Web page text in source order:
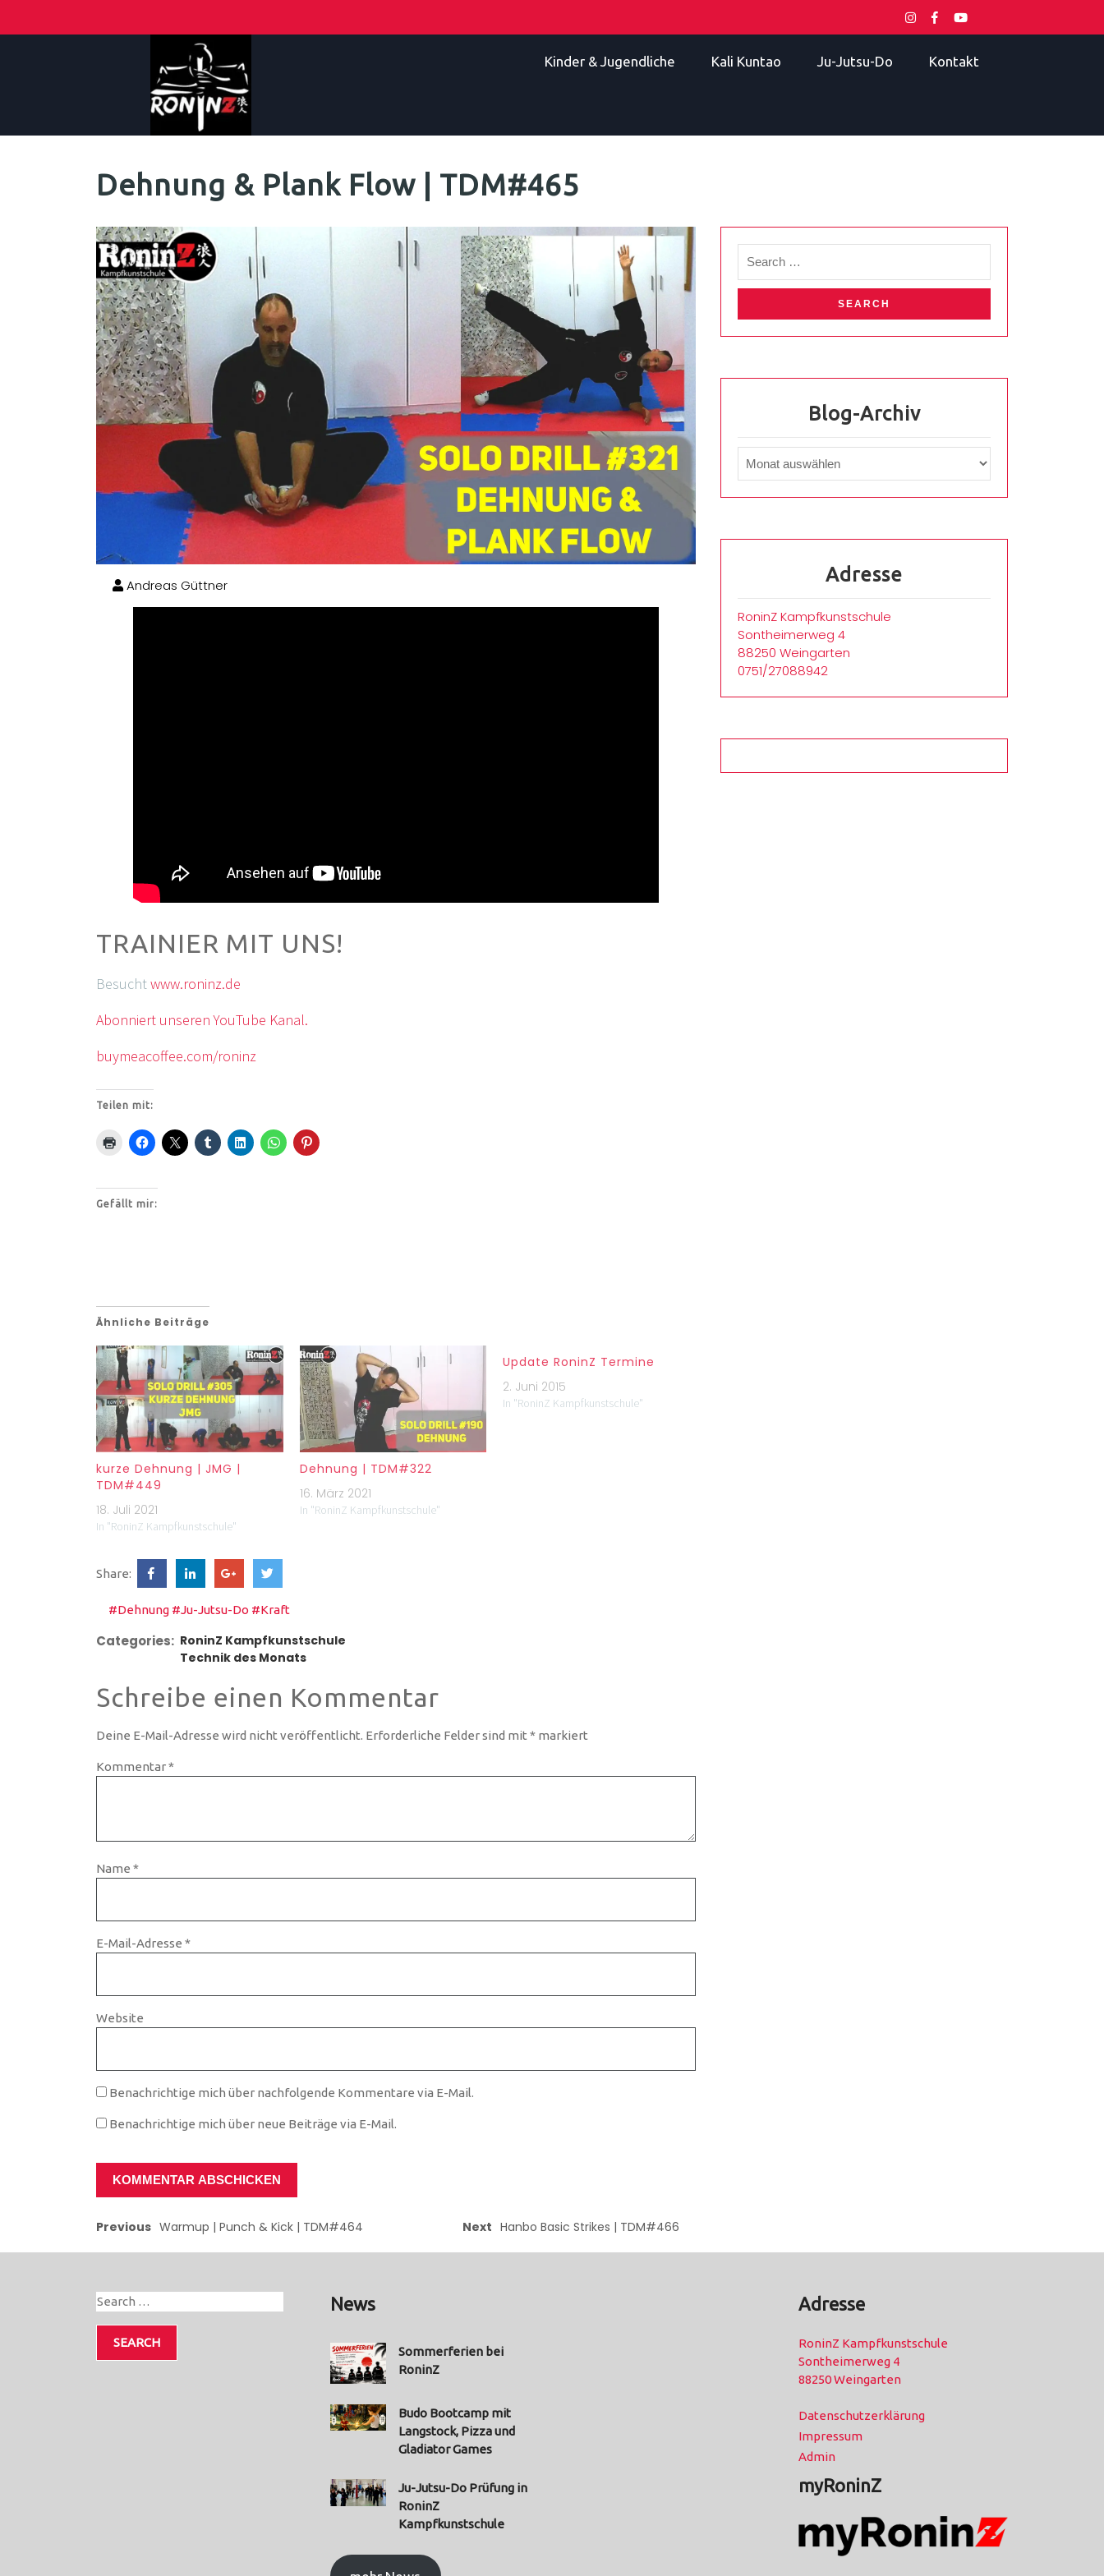
Kinder & Jugendliche Kali Kuntao Ju-Jutsu-Do Kontakt
Dehnung & Plank Flow | TDM#465
Andreas Güttner
TRAINIER MIT UNS!
Besuchtwww.roninz.de
Abonniert unseren YouTube Kanal.
buymeacoffee.com/roninz
Teilen mit:
Gefällt mir:
Ähnliche Beiträge
kurze Dehnung | JMG |
TDM#449
18. Juli 2021
In "RoninZ Kampfkunstschule"
Dehnung | TDM#322
16. März 2021
In "RoninZ Kampfkunstschule"
Update RoninZ Termine
2. Juni 2015
In "RoninZ Kampfkunstschule"
Share:
#Dehnung #Ju-Jutsu-Do #Kraft
Categories: RoninZ Kampfkunstschule
Technik des Monats
Schreibe einen Kommentar
Deine E-Mail-Adresse wird nicht veröffentlicht. Erforderliche Felder sind mit * markiert
Kommentar*
Name *
E-Mail-Adresse *
Website
Benachrichtige mich über nachfolgende Kommentare via E-Mail.
Benachrichtige mich über neue Beiträge via E-Mail.
Previous Warmup | Punch & Kick | TDM#464 Next Hanbo Basic Strikes | TDM#466
Blog-Archiv
Adresse
RoninZ Kampfkunstschule
Sontheimerweg 4
88250 Weingarten
0751/27088942
News
Sommerferien bei
RoninZ
Budo Bootcamp mit
Langstock, Pizza und
Gladiator Games
Ju-Jutsu-Do Prüfung in
RoninZ
Kampfkunstschule
Adresse
RoninZ Kampfkunstschule
Sontheimerweg 4
88250 Weingarten
Datenschutzerklärung
Impressum
Admin
myRoninZ